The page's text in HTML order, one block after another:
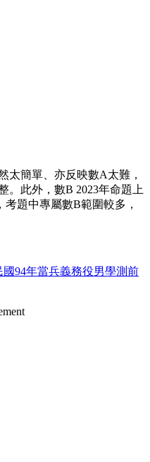
太簡單、亦反映數A太難，
。此外，數B 2023年命題上
題中專屬數B範圍較多，
94年當兵義務役男學測前